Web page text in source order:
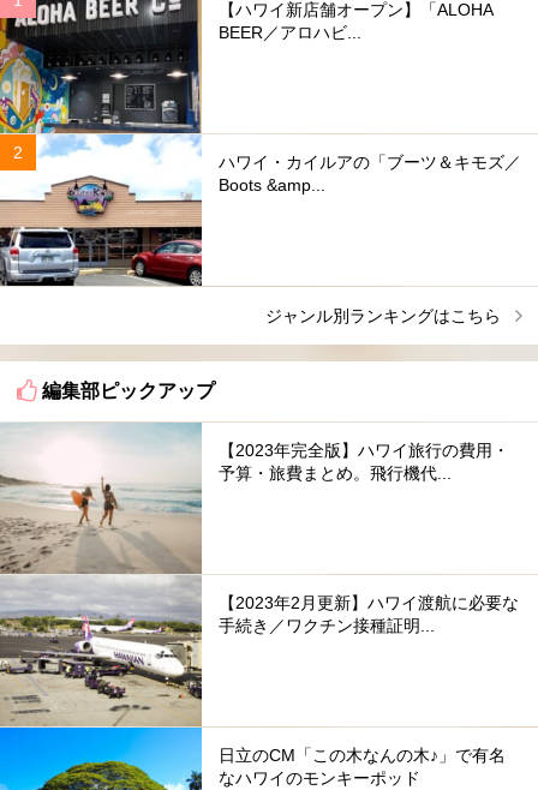
【ハワイ新店舗オープン】「ALOHA
BEER／アロハビ...
ハワイ・カイルアの「ブーツ＆キモズ／
Boots &amp...
ジャンル別ランキングはこちら
編集部ピックアップ
【2023年完全版】ハワイ旅行の費用・
予算・旅費まとめ。飛行機代...
【2023年2月更新】ハワイ渡航に必要な
手続き／ワクチン接種証明...
日立のCM「この木なんの木♪」で有名
なハワイのモンキーポッド